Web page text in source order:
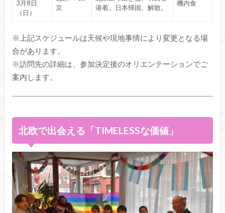
3月8日
（日）
京
港着。日本帰国、解散。
機内食
※上記スケジュールは天候や現地事情により変更となる場
合があります。
※訪問先の詳細は、参加決定後のオリエンテーションでご
案内します。
北欧で出会える「TIMELESSな価値」